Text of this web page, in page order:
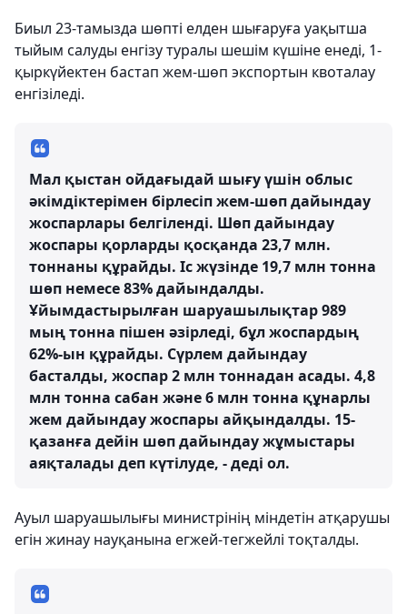
Биыл 23-тамызда шөпті елден шығаруға уақытша
тыйым салуды енгізу туралы шешім күшіне енеді, 1-
қыркүйектен бастап жем-шөп экспортын квоталау
енгізіледі.
Мал қыстан ойдағыдай шығу үшін облыс
әкімдіктерімен бірлесіп жем-шөп дайындау
жоспарлары белгіленді. Шөп дайындау
жоспары қорларды қосқанда 23,7 млн.
тоннаны құрайды. Іс жүзінде 19,7 млн тонна
шөп немесе 83% дайындалды.
Ұйымдастырылған шаруашылықтар 989
мың тонна пішен әзірледі, бұл жоспардың
62%-ын құрайды. Сүрлем дайындау
басталды, жоспар 2 млн тоннадан асады. 4,8
млн тонна сабан және 6 млн тонна құнарлы
жем дайындау жоспары айқындалды. 15-
қазанға дейін шөп дайындау жұмыстары
аяқталады деп күтілуде, - деді ол.
Ауыл шаруашылығы министрінің міндетін атқарушы
егін жинау науқанына егжей-тегжейлі тоқталды.